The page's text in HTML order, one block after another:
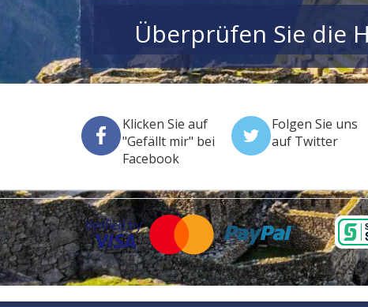
Überprüfen Sie die
Klicken Sie auf
"Gefällt mir" bei
Facebook
Folgen Sie uns
auf Twitter
EV